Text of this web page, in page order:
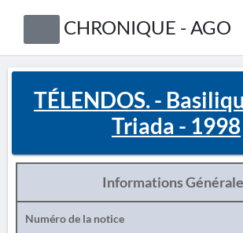
CHRONIQUE - AGO
TÉLENDOS. -
Triada - 1998
Informations
Numéro de la notice